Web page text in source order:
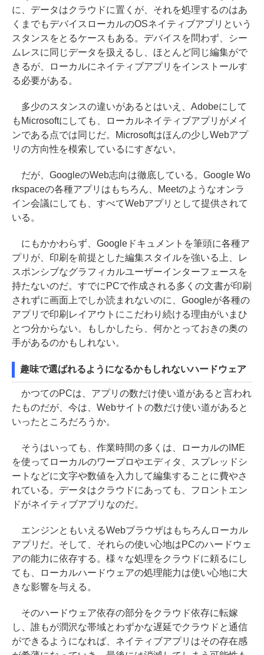
に、データはクラウドに置くが、それを処理するのはあ
くまでもデバイスローカルのOSネイティブアプリという
スタンスをとるケースもある。デバイスを問わず、シー
ムレスに同じデータを扱えるし、ほとんど同じ編集がで
きるが、ローカルにネイティブアプリをインストールす
る必要がある。
多少のスタンスの違いがあるとはいえ、Adobeにして
もMicrosoftにしても、ローカルネイティブアプリがメイ
ンである点では同じだ。Microsoftはほんの少しWebアプ
リの方向性を模索しているにすぎない。
だが、GoogleのWeb志向は徹底している。Google Wo
rkspaceの各種アプリはもちろん、Meetのようなオンラ
イン会議にしても、すべてWebアプリとして提供されて
いる。
にもかかわらず、Googleドキュメントを筆頭に各種ア
プリが、印刷を前提とした編集スタイルを強いる上、レ
スポンシブなグラフィカルユーザーインターフェースを
持たないのだ。すでにPCで作成される多くの文書が印刷
されずに画面上でしか読まれないのに、Googleが各種の
アプリで印刷レイアウトにこだわり続ける理由がいまひ
とつ分からない。もしかしたら、何かとっておきの奥の
手があるのかもしれない。
趣味で選ばれるようになるかもしれないハードウェア
かつてのPCは、アプリの数だけ使い道があると言われ
たものだが、今は、Webサイトの数だけ使い道があると
いったところだろうか。
そうはいっても、作業時間の多くは、ローカルのIME
を使ってローカルのワープロやエディタ、スプレッドシ
ートなどに文字や数値を入力して編集することに費やさ
れている。データはクラウドにあっても、フロントエン
ドがネイティブアプリなのだ。
エンジンともいえるWebブラウザはもちろんローカル
アプリだ。そして、それらの使い心地はPCのハードウェ
アの能力に依存する。様々な処理をクラウドに頼るにし
ても、ローカルハードウェアの処理能力は使い心地に大
きな影響を与える。
そのハードウェア依存の部分をクラウド依存に転嫁
し、誰もが潤沢な帯域とわずかな遅延でクラウドと通信
ができるようになれば、ネイティブアプリはその存在感